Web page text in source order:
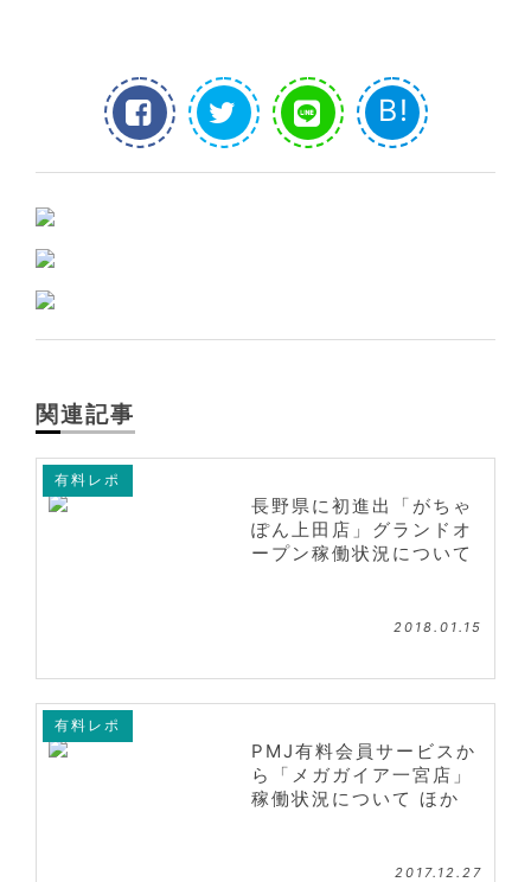
B!
関連記事
有料レポ
長野県に初進出「がちゃ
ぽん上田店」グランドオ
ープン稼働状況について
2018.01.15
有料レポ
PMJ有料会員サービスか
ら「メガガイア一宮店」
稼働状況について ほか
2017.12.27